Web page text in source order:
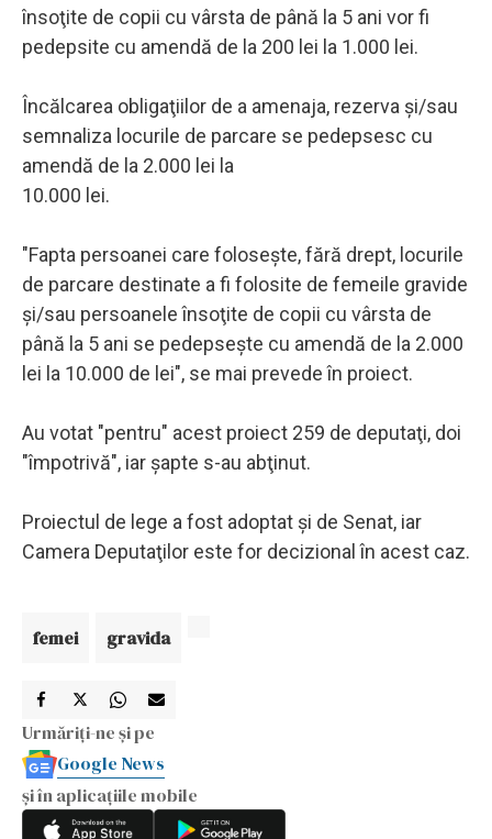
însoţite de copii cu vârsta de până la 5 ani vor fi
pedepsite cu amendă de la 200 lei la 1.000 lei.
Încălcarea obligaţiilor de a amenaja, rezerva şi/sau
semnaliza locurile de parcare se pedepsesc cu
amendă de la 2.000 lei la
10.000 lei.
"Fapta persoanei care foloseşte, fără drept, locurile
de parcare destinate a fi folosite de femeile gravide
şi/sau persoanele însoţite de copii cu vârsta de
până la 5 ani se pedepseşte cu amendă de la 2.000
lei la 10.000 de lei", se mai prevede în proiect.
Au votat "pentru" acest proiect 259 de deputaţi, doi
"împotrivă", iar şapte s-au abţinut.
Proiectul de lege a fost adoptat şi de Senat, iar
Camera Deputaţilor este for decizional în acest caz.
femei gravida
Urmăriți-ne și pe
Google News
și în aplicațiile mobile